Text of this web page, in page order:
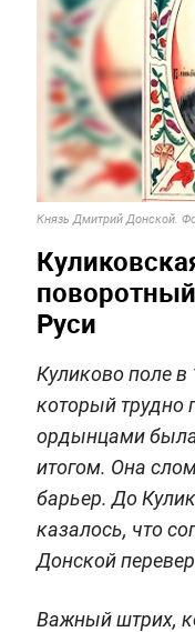
Князь Дмитрий Донской.
Руси
Куликово поле в
который трудно
ордынцами
итогом. Она
барьер. До
казалось, что
Донской
Важный штрих,